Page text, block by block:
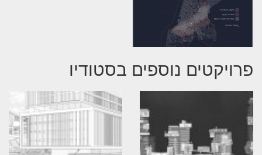
פרויקטים נוספים בסטודיו